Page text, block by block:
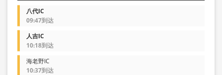
八代IC
09:47到达
人吉IC
10:18到达
海老野IC
10:37到达